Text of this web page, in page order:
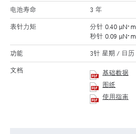
电池寿命 3 年
表针力矩
分针 0.40 μN･m
秒针 0.09 μN･m
功能 3针 星期 / 日历
文档
基础数据
图纸
使用指南